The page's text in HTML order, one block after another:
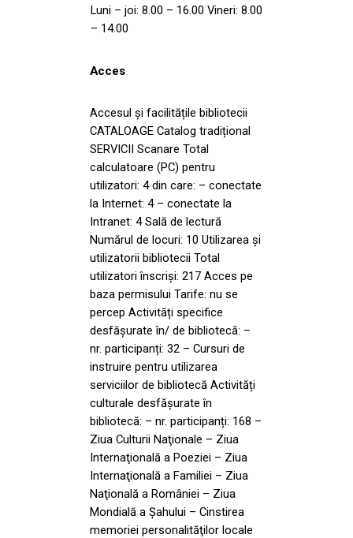
Luni – joi: 8.00 – 16.00 Vineri: 8.00
– 14.00
Acces
Accesul și facilitățile bibliotecii
CATALOAGE Catalog tradițional
SERVICII Scanare Total
calculatoare (PC) pentru
utilizatori: 4 din care: – conectate
la Internet: 4 – conectate la
Intranet: 4 Sală de lectură
Numărul de locuri: 10 Utilizarea și
utilizatorii bibliotecii Total
utilizatori înscriși: 217 Acces pe
baza permisului Tarife: nu se
percep Activități specifice
desfășurate în/ de bibliotecă: –
nr. participanți: 32 – Cursuri de
instruire pentru utilizarea
serviciilor de bibliotecă Activități
culturale desfășurate în
bibliotecă: – nr. participanți: 168 –
Ziua Culturii Naţionale – Ziua
Internaţională a Poeziei – Ziua
Internaţională a Familiei – Ziua
Naţională a României – Ziua
Mondială a Șahului – Cinstirea
memoriei personalităţilor locale